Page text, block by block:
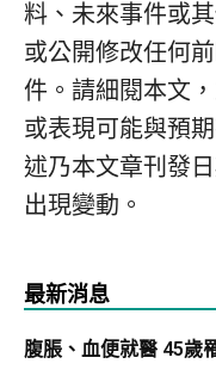
料、未來事件或
或公開修改任何
件。請細閱本文
或表現可能與預
述乃本文章刊發
出現變動。
最新消息
腹脹、血便就醫 45歲